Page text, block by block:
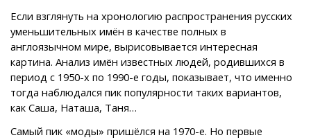
Если взглянуть на хронологию распространения русских
уменьшительных имён в качестве полных в
англоязычном мире, вырисовывается интересная
картина. Анализ имён известных людей, родившихся в
период с 1950-х по 1990-е годы, показывает, что именно
тогда наблюдался пик популярности таких вариантов,
как Саша, Наташа, Таня…
Самый пик «моды» пришёлся на 1970-е. Но первые